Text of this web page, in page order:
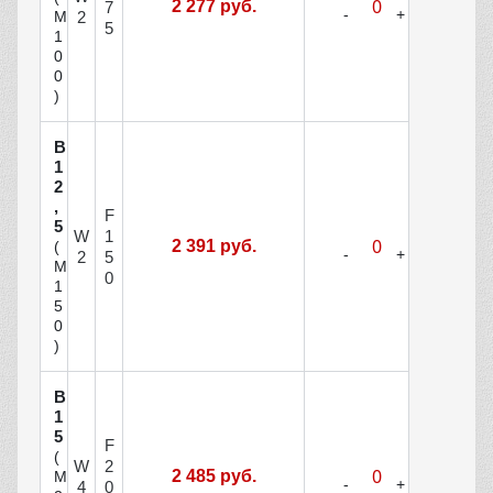
М
1
0
0
)
2
7
5
2 277 руб.
В
1
2
,
5
(
М
1
5
0
)
W
2
F
1
5
0
2 391 руб.
В
1
5
(
М
W
4
F
2
0
2 485 руб.